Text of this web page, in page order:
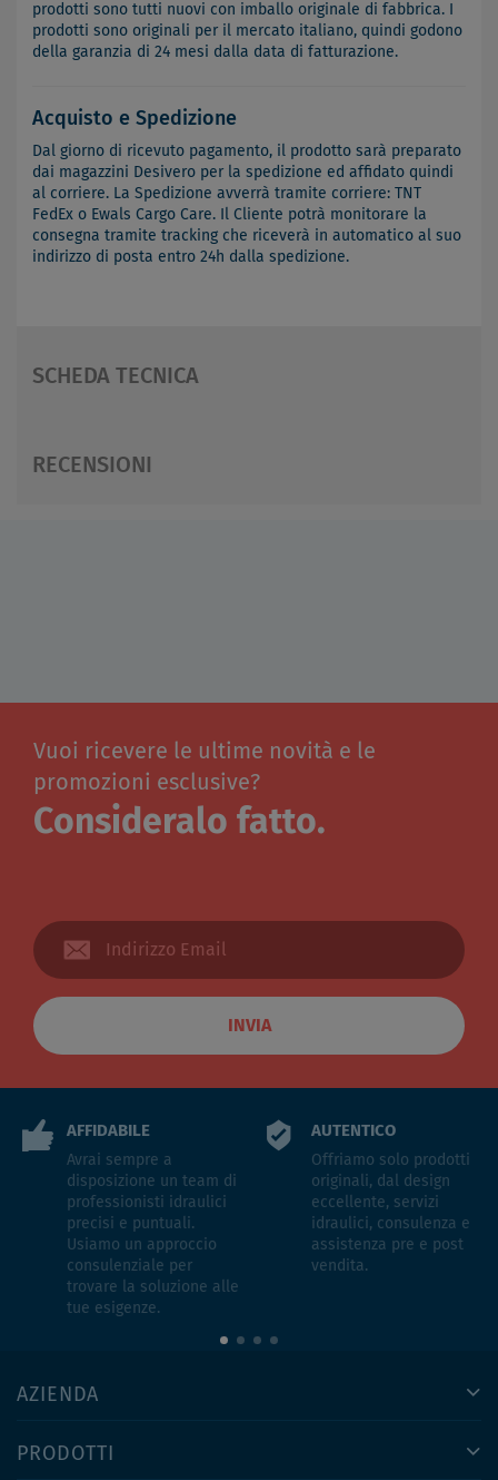
prodotti sono tutti nuovi con imballo originale di fabbrica. I
prodotti sono originali per il mercato italiano, quindi godono
della garanzia di 24 mesi dalla data di fatturazione.
Acquisto e Spedizione
Dal giorno di ricevuto pagamento, il prodotto sarà preparato
dai magazzini Desivero per la spedizione ed affidato quindi
al corriere. La Spedizione avverrà tramite corriere: TNT
FedEx o Ewals Cargo Care. Il Cliente potrà monitorare la
consegna tramite tracking che riceverà in automatico al suo
indirizzo di posta entro 24h dalla spedizione.
SCHEDA TECNICA
RECENSIONI
Vuoi ricevere le ultime novità e le
promozioni esclusive?
Consideralo fatto.
INVIA
AFFIDABILE
Avrai sempre a
disposizione un team di
professionisti idraulici
precisi e puntuali.
Usiamo un approccio
consulenziale per
trovare la soluzione alle
tue esigenze.
AUTENTICO
Offriamo solo prodotti
originali, dal design
eccellente, servizi
idraulici, consulenza e
assistenza pre e post
vendita.
AZIENDA
PRODOTTI